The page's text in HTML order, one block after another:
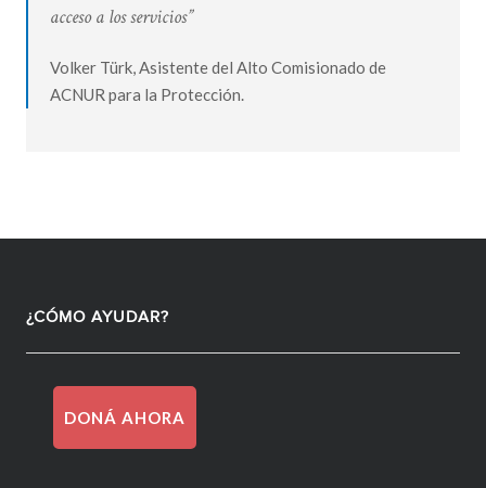
acceso a los servicios”
Volker Türk, Asistente del Alto Comisionado de
ACNUR para la Protección.
¿CÓMO AYUDAR?
DONÁ AHORA